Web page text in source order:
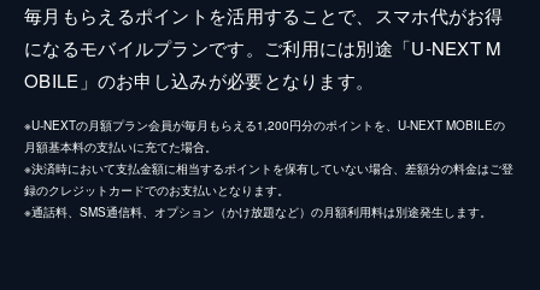
毎月もらえるポイントを活用することで、スマホ代がお得
になるモバイルプランです。ご利用には別途「U-NEXT M
OBILE」のお申し込みが必要となります。
※U-NEXTの月額プラン会員が毎月もらえる1,200円分のポイントを、U-NEXT MOBILEの
月額基本料の支払いに充てた場合。
※決済時において支払金額に相当するポイントを保有していない場合、差額分の料金はご登
録のクレジットカードでのお支払いとなります。
※通話料、SMS通信料、オプション（かけ放題など）の月額利用料は別途発生します。